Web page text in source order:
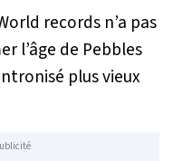
records n’a pas
l’âge de Pebbles
plus vieux